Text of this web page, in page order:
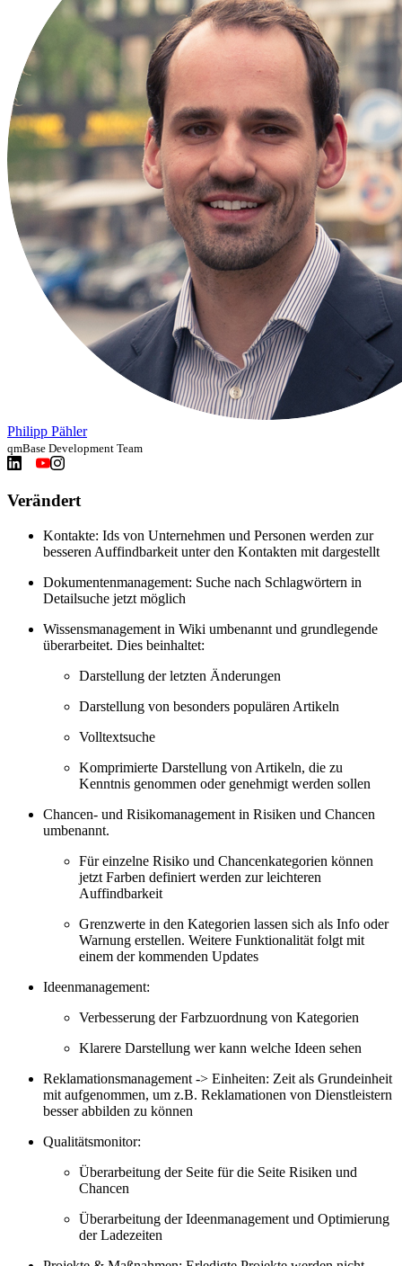
Philipp Pähler
qmBase Development Team
Verändert
Kontakte: Ids von Unternehmen und Personen werden zur
besseren Auffindbarkeit unter den Kontakten mit dargestellt
Dokumentenmanagement: Suche nach Schlagwörtern in
Detailsuche jetzt möglich
Wissensmanagement in Wiki umbenannt und grundlegende
überarbeitet. Dies beinhaltet:
Darstellung der letzten Änderungen
Darstellung von besonders populären Artikeln
Volltextsuche
Komprimierte Darstellung von Artikeln, die zu
Kenntnis genommen oder genehmigt werden sollen
Chancen- und Risikomanagement in Risiken und Chancen
umbenannt.
Für einzelne Risiko und Chancenkategorien können
jetzt Farben definiert werden zur leichteren
Auffindbarkeit
Grenzwerte in den Kategorien lassen sich als Info oder
Warnung erstellen. Weitere Funktionalität folgt mit
einem der kommenden Updates
Ideenmanagement:
Verbesserung der Farbzuordnung von Kategorien
Klarere Darstellung wer kann welche Ideen sehen
Reklamationsmanagement -> Einheiten: Zeit als Grundeinheit
mit aufgenommen, um z.B. Reklamationen von Dienstleistern
besser abbilden zu können
Qualitätsmonitor:
Überarbeitung der Seite für die Seite Risiken und
Chancen
Überarbeitung der Ideenmanagement und Optimierung
der Ladezeiten